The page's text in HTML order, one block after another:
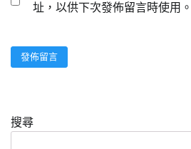
址，以供下次發佈留言時使用。
搜尋